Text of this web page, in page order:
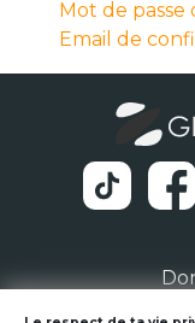
Mot de passe
Email de